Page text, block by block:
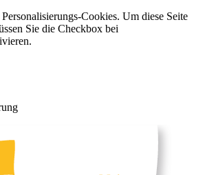
Cookies. Um diese Seite
Sie die Checkbox bei